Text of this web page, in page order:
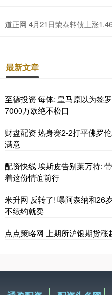
道正网 4月21日荣泰转债上涨
最新文章
至德投资 每体: 皇马原以为签
7000万欧绝不松口
财盘配资 热身赛2-2打平佛罗
满意
配资快线 埃斯皮告别莱万特:
着这份情谊前行
米升网 反转了! 曝阿森纳和26
不续约就卖
点点策略网 上期所沪银期货涨